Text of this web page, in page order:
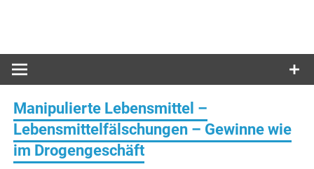
Manipulierte Lebensmittel –
Lebensmittelfälschungen – Gewinne wie
im Drogengeschäft